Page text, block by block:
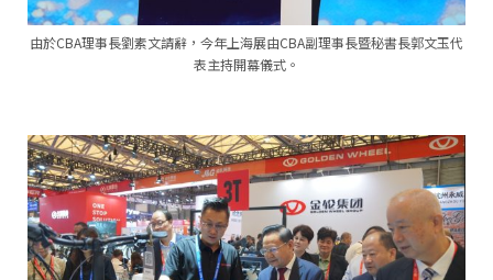
由於CBA理事長劉素文請辭，今年上海展由CBA副理事長暨秘書長郭文玉代
表主持開幕儀式。